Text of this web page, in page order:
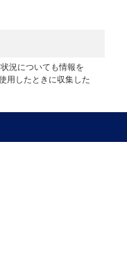
況についても情報を
用したときに収集した